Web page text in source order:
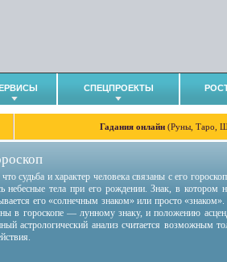
СПЕЦПРОЕКТЫ
Гадания онлайн (Руны, Таро,
что судьба и характер человека связаны с его
небесные тела при его рождении. Знак, в котором
его «солнечным знаком» или просто
в гороскопе — лунному знаку, и положению
астрологический анализ считается возможным